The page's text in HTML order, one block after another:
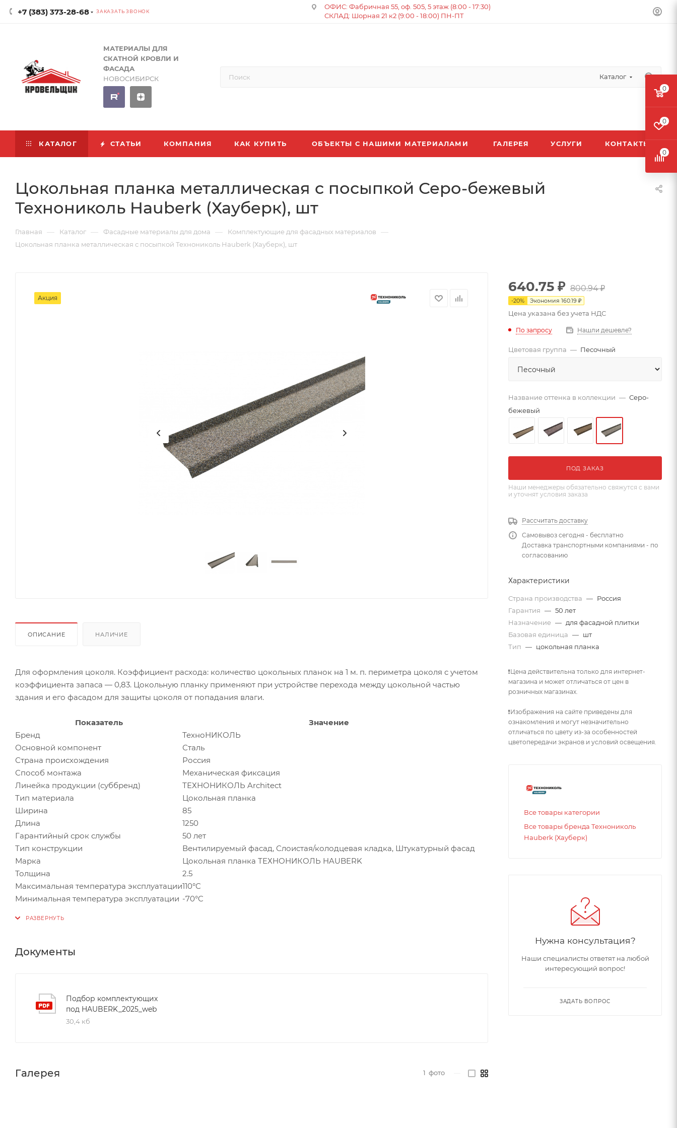
+7 (383) 373-28-68 ЗАКАЗАТЬ ЗВОНОК
ОФИС: Фабричная 55, оф. 505, 5 этаж (8:00 - 17:30)
СКЛАД: Шорная 21 к2 (9:00 - 18:00) ПН-ПТ
МАТЕРИАЛЫ ДЛЯ
СКАТНОЙ КРОВЛИ И
ФАСАДА
НОВОСИБИРСК
Каталог
КАТАЛОГ СТАТЬИ КОМПАНИЯ КАК КУПИТЬ ОБЪЕКТЫ С НАШИМИ МАТЕРИАЛАМИ ГАЛЕРЕЯ УСЛУГИ КОНТАКТЫ
Цокольная планка металлическая с посыпкой Серо-бежевый
Технониколь Hauberk (Хауберк), шт
Главная — Каталог — Фасадные материалы для дома — Комплектующие для фасадных материалов —
Цокольная планка металлическая с посыпкой Технониколь Hauberk (Хауберк), шт
Акция
ОПИСАНИЕ НАЛИЧИЕ
Для оформления цоколя. Коэффициент расхода: количество цокольных планок на 1 м. п. периметра цоколя с учетом
коэффициента запаса — 0,83. Цокольную планку применяют при устройстве перехода между цокольной частью
здания и его фасадом для защиты цоколя от попадания влаги.
Показатель
Значение
Бренд
ТехноНИКОЛЬ
Основной компонент
Сталь
Страна происхождения
Россия
Способ монтажа
Механическая фиксация
Линейка продукции (суббренд)
ТЕХНОНИКОЛЬ Architect
Тип материала
Цокольная планка
Ширина
85
Длина
1250
Гарантийный срок службы
50 лет
Тип конструкции
Вентилируемый фасад, Слоистая/колодцевая кладка, Штукатурный фасад
Марка
Цокольная планка ТЕХНОНИКОЛЬ HAUBERK
Толщина
2.5
Максимальная температура эксплуатации110°C
Минимальная температура эксплуатации -70°C
Документы
Подбор комплектующих
под HAUBERK_2025_web
30,4 кб
Галерея 1 фото
640.75 ₽ 800.94₽
-20% Экономия 160.19 ₽
Цена указана без учета НДС
По запросу Нашли дешевле?
Цветовая группа — Песочный
Название оттенка в коллекции — Серо-
бежевый
ПОД ЗАКАЗ
Наши менеджеры обязательно свяжутся с вами
и уточнят условия заказа
Рассчитать доставку
Самовывоз сегодня - бесплатно
Доставка транспортными компаниями - по
согласованию
Характеристики
Страна производства — Россия
Гарантия — 50 лет
Назначение — для фасадной плитки
Базовая единица — шт
Тип — цокольная планка
❗Цена действительна только для интернет-
магазина и может отличаться от цен в
розничных магазинах.
❗Изображения на сайте приведены для
ознакомления и могут незначительно
отличаться по цвету из-за особенностей
цветопередачи экранов и условий освещения.
Все товары категории
Все товары бренда Технониколь
Hauberk (Хауберк)
Нужна консультация?
Наши специалисты ответят на любой
интересующий вопрос!
ЗАДАТЬ ВОПРОС
0
0
0